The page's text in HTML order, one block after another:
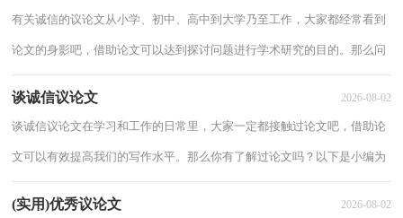
有关诚信的议论文从小学、初中、高中到大学乃至工作，大家都经常看到
论文的身影吧，借助论文可以达到探讨问题进行学术研究的目的。那么问
谈诚信议论文 2026-08-02
谈诚信议论文在学习和工作的日常里，大家一定都接触过论文吧，借助论
文可以有效提高我们的写作水平。那么你有了解过论文吗？以下是小编为
(实用)优秀议论文 2026-08-02